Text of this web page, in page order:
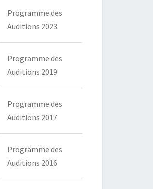
Programme des
Auditions 2023
Programme des
Auditions 2019
Programme des
Auditions 2017
Programme des
Auditions 2016